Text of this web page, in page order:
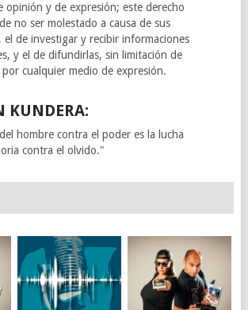
opinión y de expresión; este derecho
no ser molestado a causa de sus
el de investigar y recibir informaciones
y el de difundirlas, sin limitación de
cualquier medio de expresión.
KUNDERA:
hombre contra el poder es la lucha
contra el olvido."